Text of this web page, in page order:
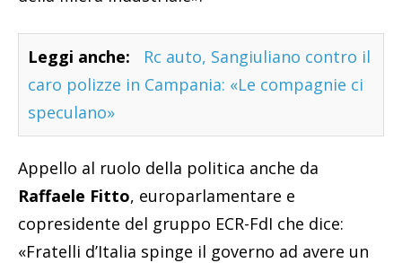
Leggi anche:
Rc auto, Sangiuliano contro il
caro polizze in Campania: «Le compagnie ci
speculano»
Appello al ruolo della politica anche da
Raffaele Fitto, europarlamentare e
copresidente del gruppo ECR-FdI che dice:
«Fratelli d’Italia spinge il governo ad avere un